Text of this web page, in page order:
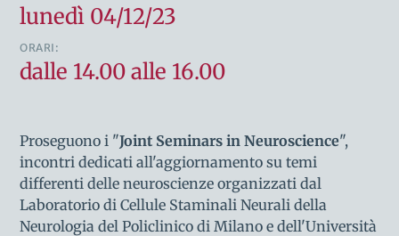
lunedì 04/12/23
ORARI:
dalle 14.00 alle 16.00
Proseguono i "Joint Seminars in Neuroscience",
incontri dedicati all'aggiornamento su temi
differenti delle neuroscienze organizzati dal
Laboratorio di Cellule Staminali Neurali della
Neurologia del Policlinico di Milano e dell'Università